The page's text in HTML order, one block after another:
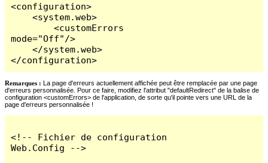
<configuration>
    <system.web>
        <customErrors
mode="Off"/>
    </system.web>
</configuration>
Remarques : La page d'erreurs actuellement affichée peut être remplacée par une page
d'erreurs personnalisée. Pour ce faire, modifiez l'attribut "defaultRedirect" de la balise de
configuration <customErrors> de l'application, de sorte qu'il pointe vers une URL de la
page d'erreurs personnalisée !
<!-- Fichier de configuration
Web.Config -->